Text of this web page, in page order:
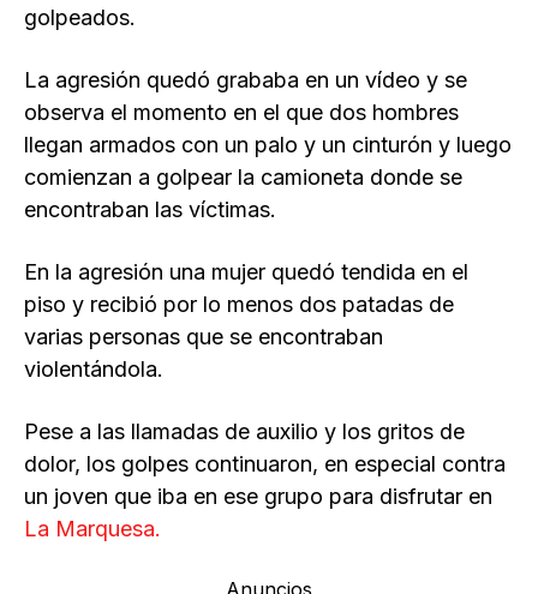
golpeados.
La agresión quedó grababa en un vídeo y se
observa el momento en el que dos hombres
llegan armados con un palo y un cinturón y luego
comienzan a golpear la camioneta donde se
encontraban las víctimas.
En la agresión una mujer quedó tendida en el
piso y recibió por lo menos dos patadas de
varias personas que se encontraban
violentándola.
Pese a las llamadas de auxilio y los gritos de
dolor, los golpes continuaron, en especial contra
un joven que iba en ese grupo para disfrutar en
La Marquesa.